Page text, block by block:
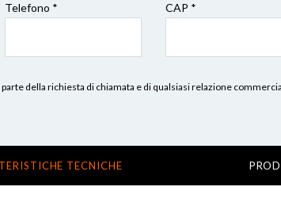
Telefono * CAP *
della richiesta di chiamata e di qualsiasi relazione
TECNICHE